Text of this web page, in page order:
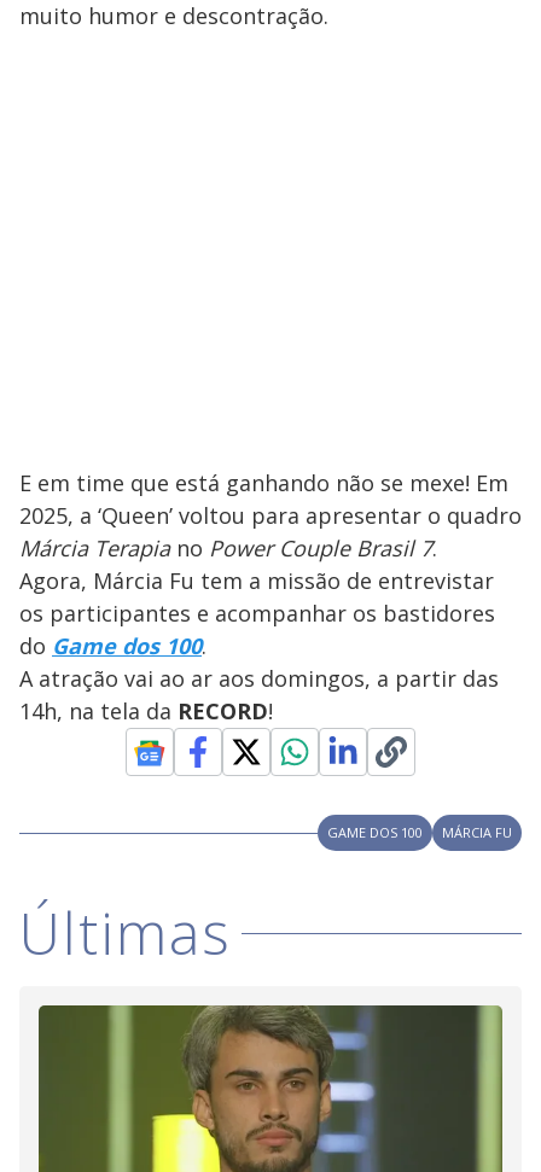
muito humor e descontração.
E em time que está ganhando não se mexe! Em
2025, a ‘Queen’ voltou para apresentar o quadro
Márcia Terapiano Power Couple Brasil 7.
Agora, Márcia Fu tem a missão de entrevistar
os participantes e acompanhar os bastidores
do Game dos 100.
A atração vai ao ar aos domingos, a partir das
14h, na tela da RECORD!
GAME DOS 100 MÁRCIA FU
Últimas